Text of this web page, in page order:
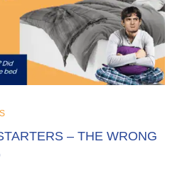
– THE WRONG